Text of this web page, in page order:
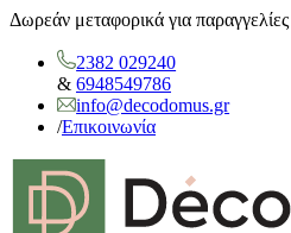
Δωρεάν μεταφορικά για
2382 029240
& 6948549786
info@decodomus.gr
/Επικοινωνία